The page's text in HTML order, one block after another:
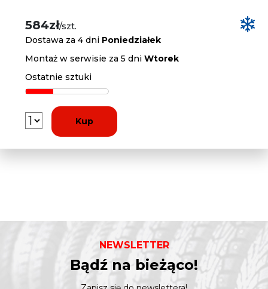
584zł/szt.
Dostawa za 4 dni Poniedziałek
Montaż w serwisie za 5 dniWtorek
Ostatnie sztuki
Kup
NEWSLETTER
Bądź na bieżąco!